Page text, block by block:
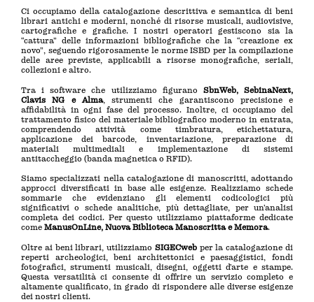
Ci occupiamo della catalogazione descrittiva e semantica di beni
librari antichi e moderni, nonché di risorse musicali, audiovisive,
cartografiche e grafiche. I nostri operatori gestiscono sia la
“cattura” delle informazioni bibliografiche che la “creazione ex
novo”, seguendo rigorosamente le norme ISBD per la compilazione
delle aree previste, applicabili a risorse monografiche, seriali,
collezioni e altro.
Tra i software che utilizziamo figurano SbnWeb, SebinaNext,
Clavis NG e Alma, strumenti che garantiscono precisione e
affidabilità in ogni fase del processo. Inoltre, ci occupiamo del
trattamento fisico del materiale bibliografico moderno in entrata,
comprendendo attività come timbratura, etichettatura,
applicazione dei barcode, inventariazione, preparazione di
materiali multimediali e implementazione di sistemi
antitaccheggio (banda magnetica o RFID).
Siamo specializzati nella catalogazione di manoscritti, adottando
approcci diversificati in base alle esigenze. Realizziamo schede
sommarie che evidenziano gli elementi codicologici più
significativi o schede analitiche, più dettagliate, per un’analisi
completa dei codici. Per questo utilizziamo piattaforme dedicate
come ManusOnLine, Nuova Biblioteca Manoscritta e Memora.
Oltre ai beni librari, utilizziamo SIGECwebper la catalogazione di
reperti archeologici, beni architettonici e paesaggistici, fondi
fotografici, strumenti musicali, disegni, oggetti d’arte e stampe.
Questa versatilità ci consente di offrire un servizio completo e
altamente qualificato, in grado di rispondere alle diverse esigenze
dei nostri clienti.